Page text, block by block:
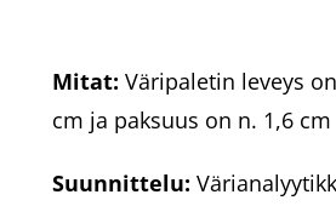
Mitat: Väripaletin leveys
cm ja paksuus on n. 1,6 cm
Suunnittelu: